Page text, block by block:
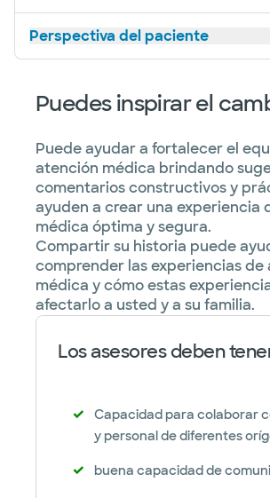
Perspectiva del paciente
Puedes inspirar el
Puede ayudar a fortalecer el
atención médica brindando
comentarios constructivos y
ayuden a crear una experiencia
médica óptima y segura.
Compartir su historia puede
comprender las experiencias de
médica y cómo estas
afectarlo a usted y a su familia.
Los asesores deben
Capacidad para colaborar
y personal de diferentes
buena capacidad de